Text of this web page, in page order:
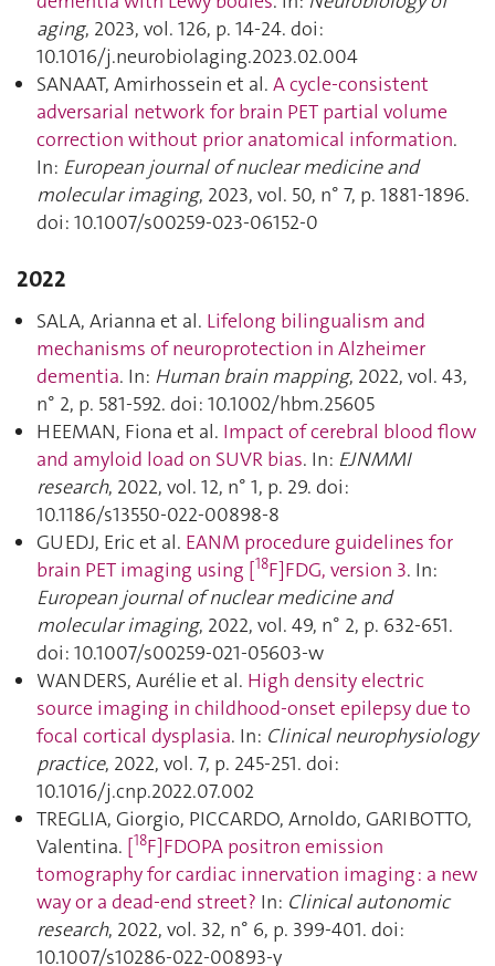
aging, 2023, vol. 126, p. 14‑24. doi:
10.1016/j.neurobiolaging.2023.02.004
SANAAT, Amirhossein et al. A cycle-consistent
adversarial network for brain PET partial volume
correction without prior anatomical information.
In: European journal of nuclear medicine and
molecular imaging, 2023, vol. 50, n° 7, p. 1881‑1896.
doi: 10.1007/s00259-023-06152-0
2022
SALA, Arianna et al. Lifelong bilingualism and
mechanisms of neuroprotection in Alzheimer
dementia. In: Human brain mapping, 2022, vol. 43,
n° 2, p. 581‑592. doi: 10.1002/hbm.25605
HEEMAN, Fiona et al. Impact of cerebral blood flow
and amyloid load on SUVR bias. In: EJNMMI
research, 2022, vol. 12, n° 1, p. 29. doi:
10.1186/s13550-022-00898-8
GUEDJ, Eric et al. EANM procedure guidelines for
brain PET imaging using [18F]FDG, version 3. In:
European journal of nuclear medicine and
molecular imaging, 2022, vol. 49, n° 2, p. 632‑651.
doi: 10.1007/s00259-021-05603-w
WANDERS, Aurélie et al. High density electric
source imaging in childhood-onset epilepsy due to
focal cortical dysplasia. In: Clinical neurophysiology
practice, 2022, vol. 7, p. 245‑251. doi:
10.1016/j.cnp.2022.07.002
TREGLIA, Giorgio, PICCARDO, Arnoldo, GARIBOTTO,
Valentina. [18F]FDOPA positron emission
tomography for cardiac innervation imaging : a new
way or a dead-end street? In: Clinical autonomic
research, 2022, vol. 32, n° 6, p. 399‑401. doi:
10.1007/s10286-022-00893-y